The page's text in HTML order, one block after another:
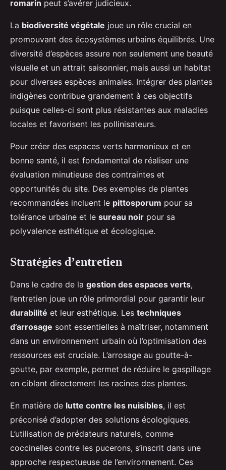
romarin peut s’avérer judicieux.
La biodiversité végétale joue un rôle crucial en
promouvant des écosystèmes urbains équilibrés. Une
diversité d’espèces assure non seulement une beauté
visuelle et un attrait saisonnier, mais aussi un habitat
pour diverses espèces animales. Intégrer des plantes
indigènes contribue grandement à ces objectifs
puisque celles-ci sont plus résistantes aux maladies
locales et favorisent les pollinisateurs.
Pour créer des espaces verts harmonieux et en
bonne santé, il est fondamental de réaliser une
évaluation minutieuse des contraintes et
opportunités du site. Des exemples de plantes
recommandées incluent le pittosporum pour sa
tolérance urbaine et le sureau noir pour sa
polyvalence esthétique et écologique.
Stratégies d’entretien
Dans le cadre de la gestion des espaces verts,
l’entretien joue un rôle primordial pour garantir leur
durabilité et leur esthétique. Les techniques
d’arrosage sont essentielles à maîtriser, notamment
dans un environnement urbain où l’optimisation des
ressources est cruciale. L’arrosage au goutte-à-
goutte, par exemple, permet de réduire le gaspillage
en ciblant directement les racines des plantes.
En matière de lutte contre les nuisibles, il est
préconisé d’adopter des solutions écologiques.
L’utilisation de prédateurs naturels, comme
coccinelles contre les pucerons, s’inscrit dans une
approche respectueuse de l’environnement. Ces